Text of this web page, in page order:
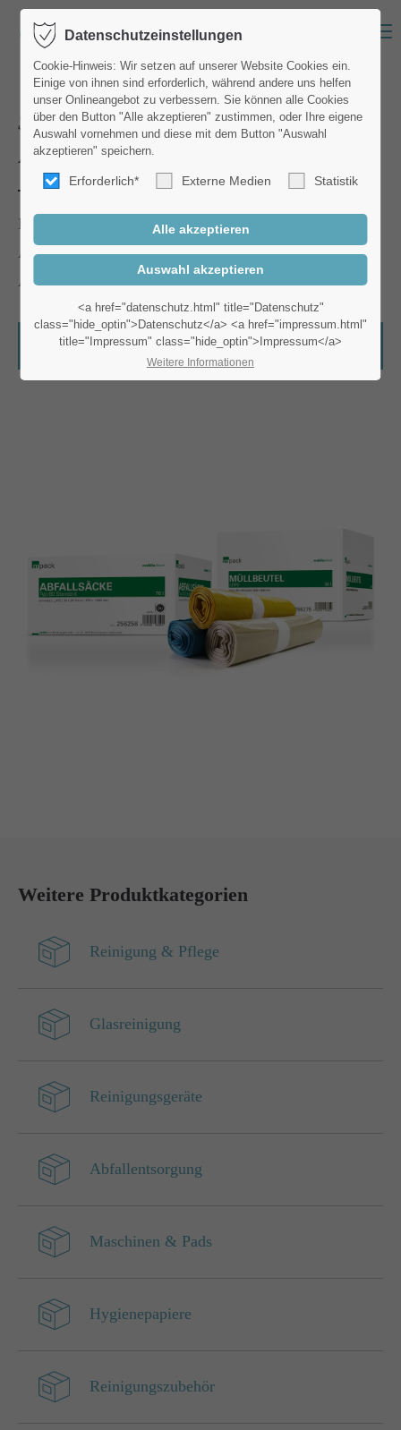
Login
Benutzername
Passwort
Register|Lost your password?
We offer support for our customers
Mon - Fri 8:00am - 5:00pm(GMT +1)
Drop us a line
About us
Lorem ipsum dolor sit amet, consectetuer
adipiscing elit.
massa. Cum sociis natoque penatibus et magnis
dis parturient montes, nascetur ridiculus mus.
Sortimentsübersicht
Abfallentsorgung
Müllbeutel
Abfall- und Papiersäcke
Abfallbehälter
Zu den Produkten > Abfallentsorgung
Weitere Produktkategorien
Reinigung & Pflege
Glasreinigung
Reinigungsgeräte
Abfallentsorgung
Maschinen & Pads
Hygienepapiere
Reinigungszubehör
Datenschutzeinstellungen
Cookie-Hinweis: Wir setzen auf unserer Website Cookies ein.
Einige von ihnen sind erforderlich, während andere uns helfen
unser Onlineangebot zu verbessern. Sie können alle Cookies
über den Button "Alle akzeptieren" zustimmen, oder Ihre eigene
Auswahl vornehmen und diese mit dem Button "Auswahl
akzeptieren" speichern.
Erforderlich* Externe Medien Statistik
<a href="datenschutz.html" title="Datenschutz"
class="hide_optin">Datenschutz</a> <a href="impressum.html"
title="Impressum" class="hide_optin">Impressum</a>
Weitere Informationen